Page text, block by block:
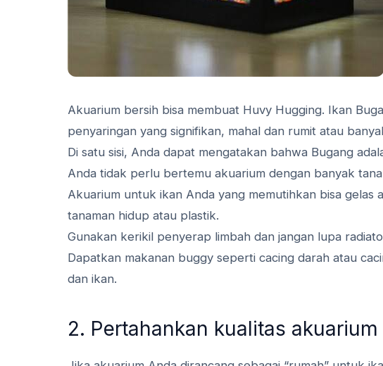
Akuarium bersih bisa membuat Huvy Hugging. Ikan
penyaringan yang signifikan, mahal dan rumit atau
Di satu sisi, Anda dapat mengatakan bahwa Bugang
Anda tidak perlu bertemu akuarium dengan banyak
Akuarium untuk ikan Anda yang memutihkan bisa gelas
tanaman hidup atau plastik.
Gunakan kerikil penyerap limbah dan jangan lupa
Dapatkan makanan buggy seperti cacing darah atau
dan ikan.
2. Pertahankan kualitas akuarium